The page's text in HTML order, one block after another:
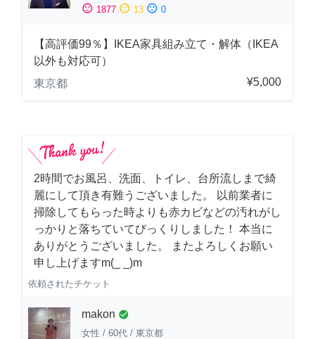
sentiment_satisfied 1877 sentiment_neutral 13 sentiment_dissatisfied 0
【高評価99％】IKEA家具組み立て・解体（IKEA
以外も対応可）
東京都
¥5,000
2時間でお風呂、洗面、トイレ、台所流しまで綺
麗にして頂き有難うございました。 以前業者に
掃除してもらった時よりも赤カビなどの汚れがし
っかりと落ちていてびっくりしました！ 本当に
ありがとうございました。 またよろしくお願い
申し上げますm(_ _)m
依頼されたチケット
makon check_circle
女性 / 60代 / 東京都